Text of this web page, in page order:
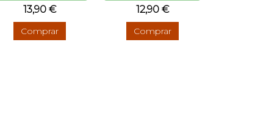
13,90 €
Comprar
12,90 €
Comprar